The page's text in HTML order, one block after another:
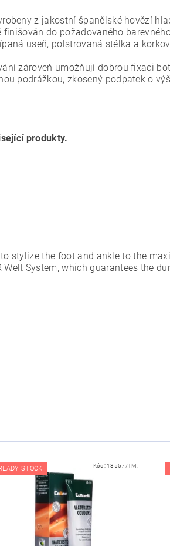
z jakostní španělské hovězí
do požadovaného
useň, polstrovaná stélka a
zároveň umožňují dobrou fixaci
podrážkou, zkosený podpatek o
produkty.
stylize the foot and ankle to the
Welt System, which guarantees the
STOCK Kód: 18557/TM.